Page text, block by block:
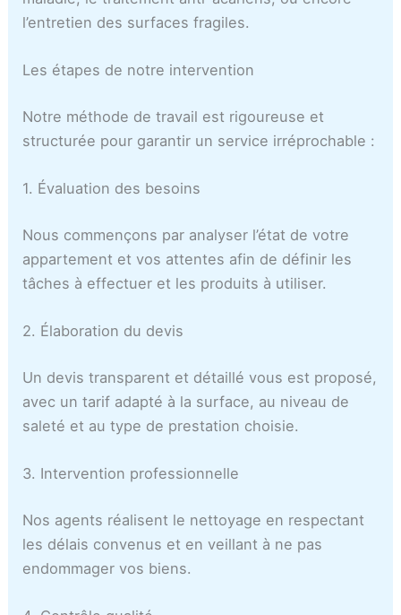
l’entretien des surfaces fragiles.
Les étapes de notre intervention
Notre méthode de travail est rigoureuse et
structurée pour garantir un service irréprochable :
1. Évaluation des besoins
Nous commençons par analyser l’état de votre
appartement et vos attentes afin de définir les
tâches à effectuer et les produits à utiliser.
2. Élaboration du devis
Un devis transparent et détaillé vous est proposé,
avec un tarif adapté à la surface, au niveau de
saleté et au type de prestation choisie.
3. Intervention professionnelle
Nos agents réalisent le nettoyage en respectant
les délais convenus et en veillant à ne pas
endommager vos biens.